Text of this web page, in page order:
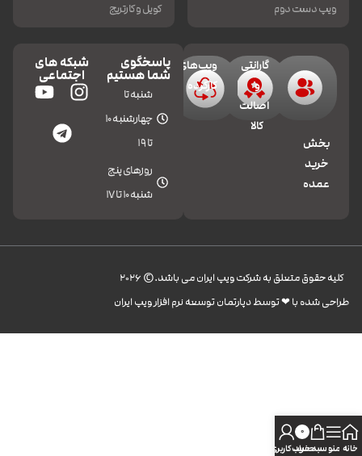
ویپ دست دوم
کویل و کارتریج
بخش
خرید
عمده
گارانتی
و
اصالت
کالا
ویپ‌های
کارکرده
پاسخگوی
شما هستیم
شنبه تا
چهارشنبه 10
تا 19
روزهای پنج
شنبه 10 تا 17
شبکه های
اجتماعی
کليه حقوق متعلق به شرکت ویپ ایران می باشد.© 2026
طراحی شده با ❤︎ توسط دپارتمان توسعه نرم افزار ویپ ایران
خانه منو
0
سبد خرید
حساب کاربری من